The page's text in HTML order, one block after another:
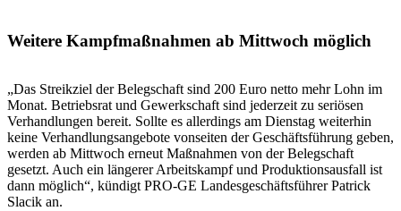
Weitere Kampfmaßnahmen ab Mittwoch möglich
„Das Streikziel der Belegschaft sind 200 Euro netto mehr Lohn im
Monat. Betriebsrat und Gewerkschaft sind jederzeit zu seriösen
Verhandlungen bereit. Sollte es allerdings am Dienstag weiterhin
keine Verhandlungsangebote vonseiten der Geschäftsführung geben,
werden ab Mittwoch erneut Maßnahmen von der Belegschaft
gesetzt. Auch ein längerer Arbeitskampf und Produktionsausfall ist
dann möglich“, kündigt PRO-GE Landesgeschäftsführer Patrick
Slacik an.